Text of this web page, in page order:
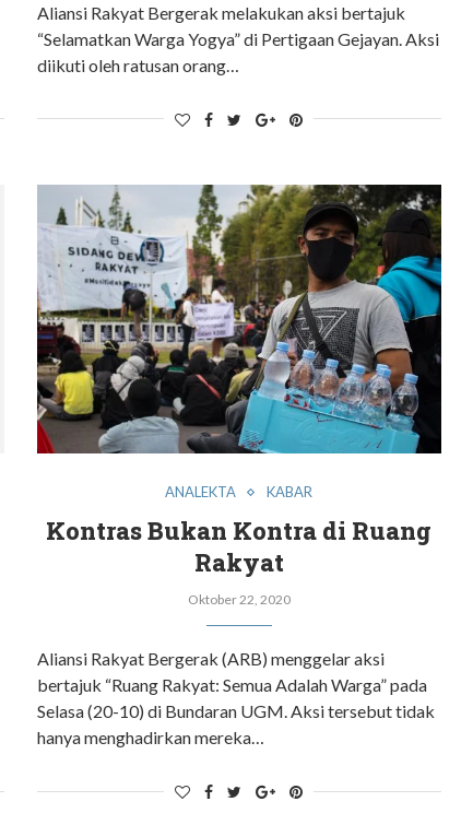
Aliansi Rakyat Bergerak melakukan aksi bertajuk
“Selamatkan Warga Yogya” di Pertigaan Gejayan. Aksi
diikuti oleh ratusan orang…
ANALEKTA KABAR
Kontras Bukan Kontra di Ruang
Rakyat
Oktober 22, 2020
Aliansi Rakyat Bergerak (ARB) menggelar aksi
bertajuk “Ruang Rakyat: Semua Adalah Warga” pada
Selasa (20-10) di Bundaran UGM. Aksi tersebut tidak
hanya menghadirkan mereka…